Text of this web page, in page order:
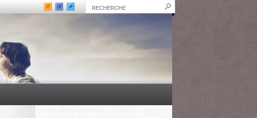
Inscrivez-vous à notre Newsletter